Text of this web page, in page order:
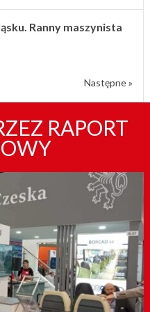
Ranny maszynista
Następne »
RAPORT